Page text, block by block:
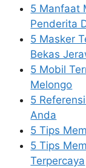
5 Manfaat
Penderita
5 Masker
Bekas
5 Mobil
Melongo
5
Anda
5 Tips
5 Tips
Terpercaya